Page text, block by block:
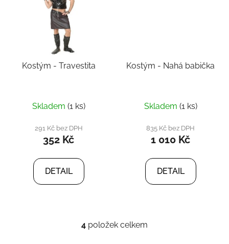
Kostým - Travestita
Skladem (1 ks)
291 Kč bez DPH
352 Kč
DETAIL
Kostým - Nahá babička
Skladem (1 ks)
835 Kč bez DPH
1 010 Kč
DETAIL
O
4 položek celkem